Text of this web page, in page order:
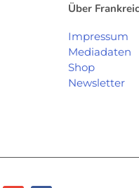
Über
Impressum
Mediadaten
Shop
Newsletter